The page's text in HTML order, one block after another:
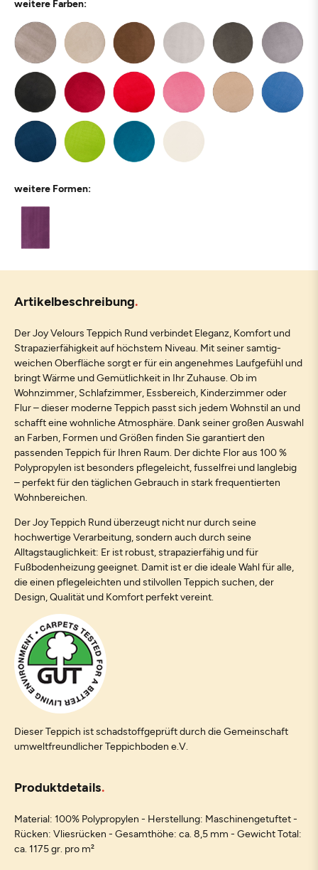
weitere Farben:
weitere Formen:
Artikelbeschreibung
Der Joy Velours Teppich Rund verbindet Eleganz, Komfort und
Strapazierfähigkeit auf höchstem Niveau. Mit seiner samtig-
weichen Oberfläche sorgt er für ein angenehmes Laufgefühl und
bringt Wärme und Gemütlichkeit in Ihr Zuhause. Ob im
Wohnzimmer, Schlafzimmer, Essbereich, Kinderzimmer oder
Flur – dieser moderne Teppich passt sich jedem Wohnstil an und
schafft eine wohnliche Atmosphäre. Dank seiner großen Auswahl
an Farben, Formen und Größen finden Sie garantiert den
passenden Teppich für Ihren Raum. Der dichte Flor aus 100 %
Polypropylen ist besonders pflegeleicht, fusselfrei und langlebig
– perfekt für den täglichen Gebrauch in stark frequentierten
Wohnbereichen.
Der Joy Teppich Rund überzeugt nicht nur durch seine
hochwertige Verarbeitung, sondern auch durch seine
Alltagstauglichkeit: Er ist robust, strapazierfähig und für
Fußbodenheizung geeignet. Damit ist er die ideale Wahl für alle,
die einen pflegeleichten und stilvollen Teppich suchen, der
Design, Qualität und Komfort perfekt vereint.
Dieser Teppich ist schadstoffgeprüft durch die Gemeinschaft
umweltfreundlicher Teppichboden e.V.
Produktdetails
Material: 100% Polypropylen - Herstellung: Maschinengetuftet -
Rücken: Vliesrücken - Gesamthöhe: ca. 8,5 mm - Gewicht Total:
ca. 1175 gr. pro m²